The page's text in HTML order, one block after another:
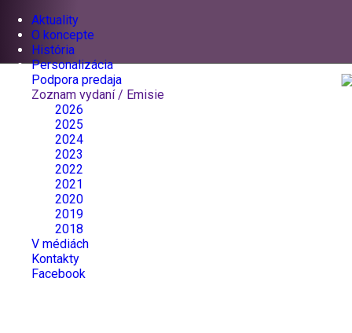
Aktuality
O koncepte
História
Personalizácia
Podpora predaja
Zoznam vydaní / Emisie
2026
2025
2024
2023
2022
2021
2020
2019
2018
V médiách
Kontakty
Facebook